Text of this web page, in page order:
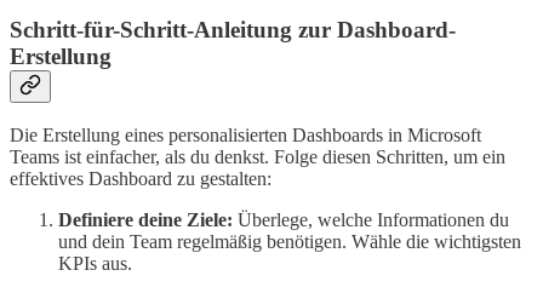
Schritt-für-Schritt-Anleitung zur Dashboard-
Erstellung
Die Erstellung eines personalisierten Dashboards in Microsoft
Teams ist einfacher, als du denkst. Folge diesen Schritten, um ein
effektives Dashboard zu gestalten:
Definiere deine Ziele: Überlege, welche Informationen du
und dein Team regelmäßig benötigen. Wähle die wichtigsten
KPIs aus.